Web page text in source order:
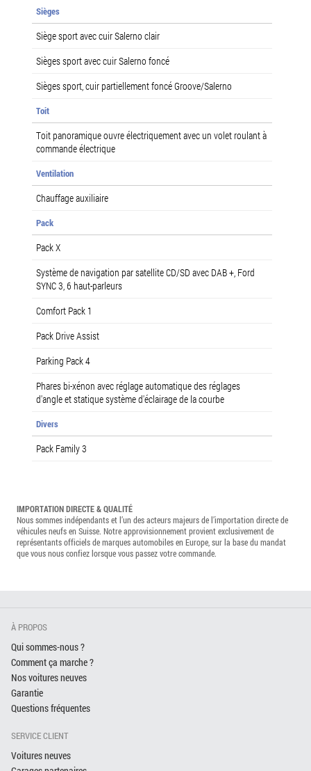
Sièges
Siège sport avec cuir Salerno clair
Sièges sport avec cuir Salerno foncé
Sièges sport, cuir partiellement foncé Groove/Salerno
Toit
Toit panoramique ouvre électriquement avec un volet roulant à
commande électrique
Ventilation
Chauffage auxiliaire
Pack
Pack X
Système de navigation par satellite CD/SD avec DAB +, Ford
SYNC 3, 6 haut-parleurs
Comfort Pack 1
Pack Drive Assist
Parking Pack 4
Phares bi-xénon avec réglage automatique des réglages
d'angle et statique système d'éclairage de la courbe
Divers
Pack Family 3
IMPORTATION DIRECTE & QUALITÉ
Nous sommes indépendants et l’un des acteurs majeurs de l’importation directe de
véhicules neufs en Suisse. Notre approvisionnement provient exclusivement de
représentants officiels de marques automobiles en Europe, sur la base du mandat
que vous nous confiez lorsque vous passez votre commande.
À PROPOS
Qui sommes-nous ?
Comment ça marche ?
Nos voitures neuves
Garantie
Questions fréquentes
SERVICE CLIENT
Voitures neuves